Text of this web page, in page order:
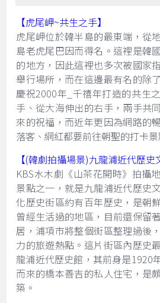
【虎尾岬~共生之手】
虎尾岬位於韓半島的最東端，從
島老虎尾巴因而得名。這裡是韓
的地方，因此這裡也多次被國家
舉行場所，而在這邊最有名的除
慶祝2000年_千禧年打造的共生
手、從大海伸出的右手，兩手共
來的祝福，而近年更因為網路的
落客、網紅都要前往朝聖的打卡景
【(韓劇拍攝場景)九龍浦近代歷史
KBS水木劇《山茶花開時》拍攝
景點之一，就是九龍浦近代歷史
化歷史街區約有百年歷史，是朝
曾經生活過的地區，目前還保留
居，浦項市將整個街區整理過後
力的旅遊熱點。這片街區內歷史
龍浦近代歷史館，其前身是1920
而來的橋本善吉的私人住宅，是
築。